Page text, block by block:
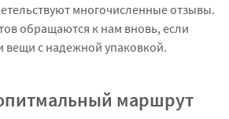
многочисленные отзывы.
обращаются к нам вновь, если
вещи с надежной упаковкой.
маршрут